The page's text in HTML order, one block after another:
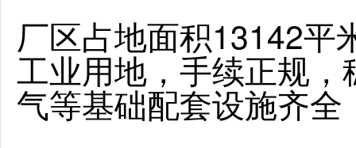
厂区占地面积13142平
工业用地，手续正规
气等基础配套设施齐